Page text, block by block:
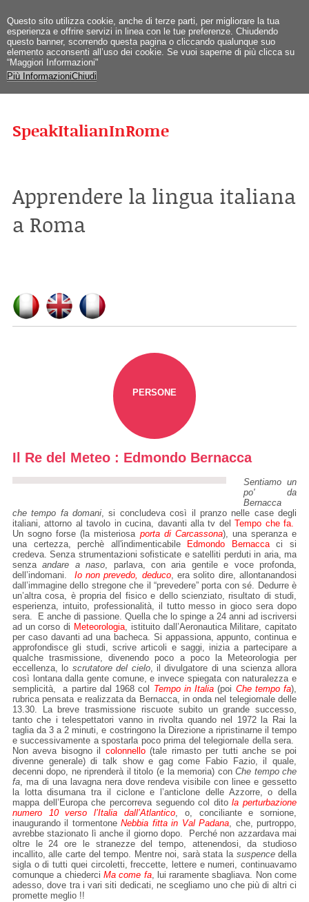
Questo sito utilizza cookie, anche di terze parti, per migliorare la tua
esperienza e offrire servizi in linea con le tue preferenze. Chiudendo
questo banner, scorrendo questa pagina o cliccando qualunque suo
elemento acconsenti all’uso dei cookie. Se vuoi saperne di più clicca su
“Maggiori Informazioni"
Più InformazioniChiudi
SpeakItalianInRome
Apprendere la lingua italiana
a Roma
PERSONE
Il Re del Meteo : Edmondo Bernacca
Sentiamo un
po' da
Bernacca
che tempo fa domani, si concludeva così il pranzo nelle case degli
italiani, attorno al tavolo in cucina, davanti alla tv delTempo che fa.
Un sogno forse (la misteriosa porta di Carcassona), una speranza e
una certezza, perchè all'indimenticabile
Edmondo Bernaccaci si
credeva. Senza strumentazioni sofisticate e satelliti perduti in aria, ma
senzaandare a naso, parlava, con aria gentile e voce profonda,
dell’indomani.
Io non prevedo, deduco, era solito dire, allontanandosi
dall’immagine dello stregone che il “prevedere” porta con sé. Dedurre è
un’altra cosa, è propria del fisico e dello scienziato, risultato di studi,
esperienza, intuito, professionalità, il tutto messo in gioco sera dopo
sera. E anche di passione. Quella che lo spinge a 24 anni ad iscriversi
ad un corso di Meteorologia, istituito dall’Aeronautica Militare, capitato
per caso davanti ad una bacheca. Si appassiona, appunto, continua e
approfondisce gli studi, scrive articoli e saggi, inizia a partecipare a
qualche trasmissione, divenendo poco a poco la Meteorologia per
eccellenza, lo scrutatore del cielo, il divulgatore di una scienza allora
così lontana dalla gente comune, e invece spiegata con naturalezza e
semplicità, a partire dal 1968 col Tempo in Italia (poi Che tempo fa),
rubrica pensata e realizzata da Bernacca, in onda nel telegiornale delle
13.30. La breve trasmissione riscuote subito un grande successo,
tanto che i telespettatori vanno in rivolta quando nel 1972 la Rai la
taglia da 3 a 2 minuti, e costringono la Direzione a ripristinarne il tempo
e successivamente a spostarla poco prima del telegiornale della sera.
Non aveva bisogno il colonnello(tale rimasto per tutti anche se poi
divenne generale) di talk show e gag come Fabio Fazio, il quale,
decenni dopo, ne riprenderà il titolo (e la memoria) conChe tempo che
fa, ma di una lavagna nera dove rendeva visibile con linee e gessetto
la lotta disumana tra il ciclone e l’anticlone delle Azzorre, o della
mappa dell’Europa che percorreva seguendo col ditola perturbazione
numero 10 verso l’Italia dall’Atlantico, o, conciliante e sornione,
inaugurando il tormentoneNebbia fitta in Val Padana, che, purtroppo,
avrebbe stazionato lì anche il giorno dopo. Perché non azzardava mai
oltre le 24 ore le stranezze del tempo, attenendosi, da studioso
incallito, alle carte del tempo. Mentre noi, sarà stata la suspencedella
sigla o di tutti quei circoletti, freccette, lettere e numeri, continuavamo
comunque a chiederci Ma come fa, lui raramente sbagliava. Non come
adesso, dove tra i vari siti dedicati, ne scegliamo uno che più di altri ci
promette meglio !!